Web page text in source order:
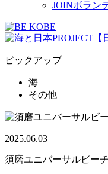
JOINボラン
ピックアップ
海
その他
2025.06.03
須磨ユニバーサルビー